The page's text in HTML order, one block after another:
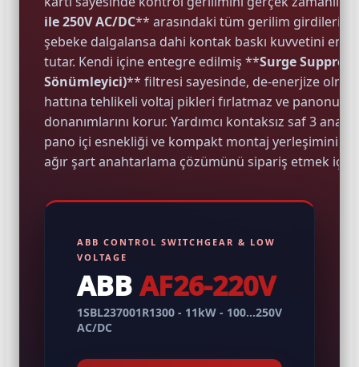
ile 250V AC/DC** arasındaki tüm gerilim girdilerini
şebeke dalgalansa dahi kontak baskı kuvvetini en
tutar. Kendi içine entegre edilmiş **Surge
Sönümleyici)** filtresi sayesinde, de-enerjize olma
hattına tehlikeli voltaj pikleri fırlatmaz ve
donanımlarını korur. Yardımcı kontaksız saf 3 ana
pano içi esnekliği ve kompakt montaj yerleşimini
ağır şart anahtarlama çözümünü sipariş etmek
ABB CONTROL SWITCHGEAR & LOW
VOLTAGE
ABBAF26-220V
1SBL237001R1300 - 11kW - 100...250V
AC/DC